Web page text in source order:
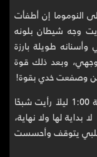
النوموما إن أطفأت
وجه شيطان بلونه
وأسنانه طويلة بارزة
وبعد ذلك قوة
وصفعت خدي بقوة!
وفي خريف 2011 وعند الساعة 1:00 ليلاَ رأيت شبحًا
بداية لها ولا نهاية،
قلبي يتوقف وأحسست